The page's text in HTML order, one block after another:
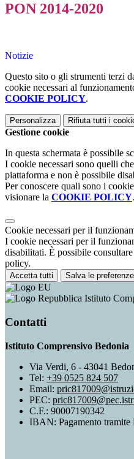
PON 2014-2020
Notizie
Questo sito o gli strumenti terzi
cookie necessari al
COOKIE POLICY.
Personalizza Rifiuta tutti i
Gestione cookie
In questa schermata è possibile
I cookie necessari sono quelli
piattaforma e non è possibile
Per conoscere quali sono i
visionare la COOKIE POLICY.
Cookie necessari per il
I cookie necessari per il
disabilitati. È possibile
policy.
Accetta tutti Salva le preferenze
Istituto
Contatti
Istituto Comprensivo Bedonia
Via Verdi, 6 - 43041
Tel: +39 0525 824 507
Email:
PEC:
C.F.: 90007190342
IBAN: Pagamento tramite